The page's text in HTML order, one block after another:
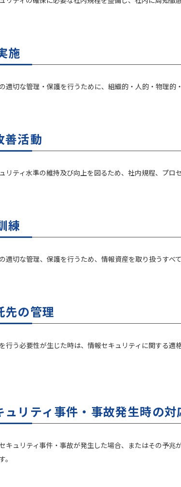
施
適切な管理・保護を行うために、組織的・人的・物理
善活動
リティ水準の維持及び向上を図るため、社内規程、プ
練
適切な管理、保護を行うため、情報資産を取り扱うすべ
先の管理
行う必要性が生じた時は、情報セキュリティに関する
リティ事件・事故発生時の対
キュリティ事件・事故が発生した場合、またはその予